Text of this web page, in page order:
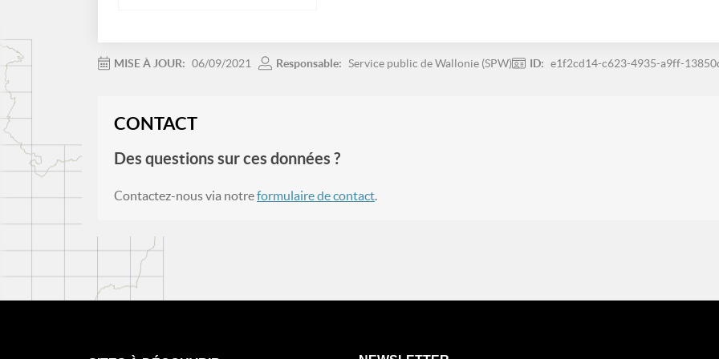
MISE À JOUR: 06/09/2021 Responsable: Service public de Wallonie (SPW) ID: e1f2cd14-c623-4935-a9ff-
CONTACT
Des questions sur ces données ?
Contactez-nous via notreformulaire de contact.